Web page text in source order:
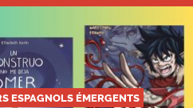
ESPAGNOLS ÉMERGENTS